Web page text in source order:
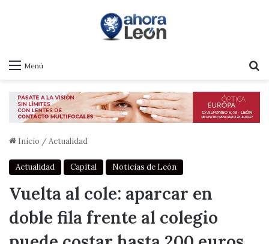
Menú
Inicio /Actualidad
Actualidad Capital Noticias de León
Vuelta al cole: aparcar en
doble fila frente al colegio